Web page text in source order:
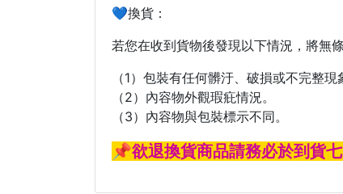
💙換貨：
若您在收到貨物後發現以下情況，將無
（1）包裝有任何髒汙、破損或不完整現
（2）內容物外觀瑕疪情況。
（3）內容物與包裝標示不同。
📌欲退換貨商品請務必於到貨